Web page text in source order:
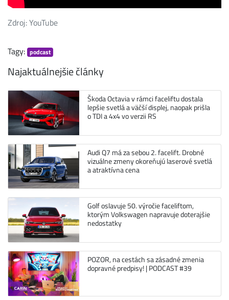
Zdroj: YouTube
Tagy: podcast
Najaktuálnejšie články
Škoda Octavia v rámci faceliftu dostala
lepšie svetlá a väčší displej, naopak prišla
o TDI a 4x4 vo verzii RS
Audi Q7 má za sebou 2. facelift. Drobné
vizuálne zmeny okoreňujú laserové svetlá
a atraktívna cena
Golf oslavuje 50. výročie faceliftom,
ktorým Volkswagen napravuje doterajšie
nedostatky
POZOR, na cestách sa zásadné zmenia
dopravné predpisy! | PODCAST #39